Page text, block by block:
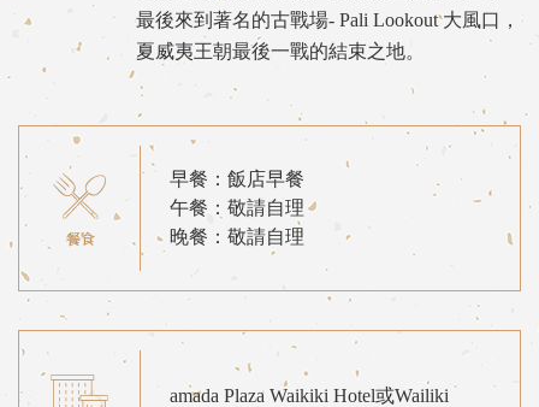
最後來到著名的古戰場- Pali Lookout 大風口，
夏威夷王朝最後一戰的結束之地。
早餐：飯店早餐
午餐：敬請自理
晚餐：敬請自理
amada Plaza Waikiki Hotel或Wailiki